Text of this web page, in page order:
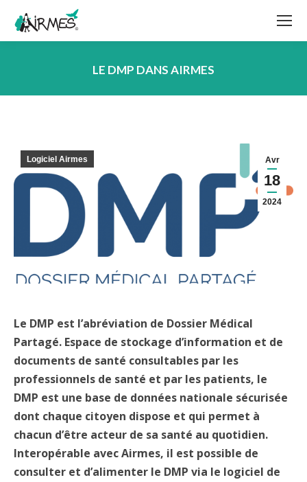
LE DMP DANS AIRMES
Avr
18
2024
Logiciel Airmes
Le DMP est l’abréviation de Dossier Médical
Partagé. Espace de stockage d’information et de
documents de santé consultables par les
professionnels de santé et par les patients, le
DMP est une base de données nationale sécurisée
dont chaque citoyen dispose et qui permet à
chacun d’être acteur de sa santé au quotidien.
Interopérable avec Airmes, il est possible de
consulter et d’alimenter le DMP via le logiciel de